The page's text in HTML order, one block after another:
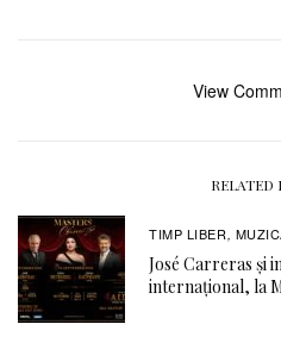
View
RELATED
TIMP LIBER,
José Carreras și
internațional, la